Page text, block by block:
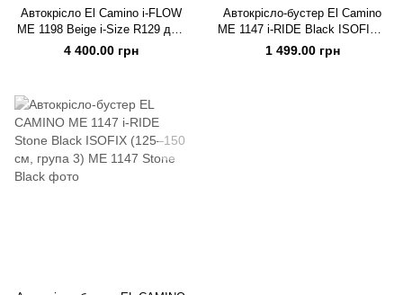
Автокрісло El Camino i-FLOW
ME 1198 Beige i-Size R129 для
дітей 40–87 см
4 400.00 грн
Автокрісло-бустер El Camino
ME 1147 i-RIDE Black ISOFIX i-
Size R129 (125–150 см)
1 499.00 грн